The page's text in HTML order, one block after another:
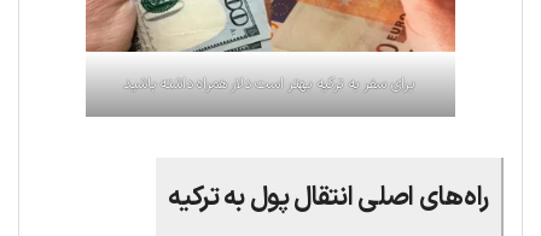
برای سفر به ترکیه بهتر است دلار همراه داشته باشید
راه‌های اصلی انتقال پول به ترکیه